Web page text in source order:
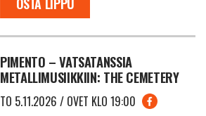
PIMENTO – VATSATANSSIA
METALLIMUSIIKKIIN: THE CEMETERY
TO 5.11.2026 / OVET KLO 19:00